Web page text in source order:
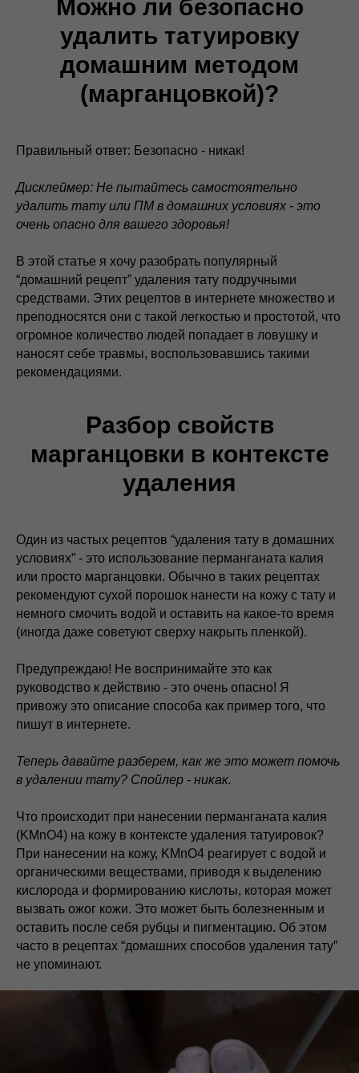
Можно ли безопасно
удалить татуировку
домашним методом
(марганцовкой)?
Правильный ответ: Безопасно - никак!
Дисклеймер: Не пытайтесь самостоятельно
удалить тату или ПМ в домашних условиях - это
очень опасно для вашего здоровья!
В этой статье я хочу разобрать популярный
“домашний рецепт” удаления тату подручными
средствами. Этих рецептов в интернете множество и
преподносятся они с такой легкостью и простотой, что
огромное количество людей попадает в ловушку и
наносят себе травмы, воспользовавшись такими
рекомендациями.
Разбор свойств
марганцовки в контексте
удаления
Один из частых рецептов “удаления тату в домашних
условиях” - это использование перманганата калия
или просто марганцовки. Обычно в таких рецептах
рекомендуют сухой порошок нанести на кожу с тату и
немного смочить водой и оставить на какое-то время
(иногда даже советуют сверху накрыть пленкой).
Предупреждаю! Не воспринимайте это как
руководство к действию - это очень опасно! Я
привожу это описание способа как пример того, что
пишут в интернете.
Теперь давайте разберем, как же это может помочь
в удалении тату? Спойлер - никак.
Что происходит при нанесении перманганата калия
(KMnO4) на кожу в контексте удаления татуировок?
При нанесении на кожу, KMnO4 реагирует с водой и
органическими веществами, приводя к выделению
кислорода и формированию кислоты, которая может
вызвать ожог кожи. Это может быть болезненным и
оставить после себя рубцы и пигментацию. Об этом
часто в рецептах “домашних способов удаления тату”
не упоминают.